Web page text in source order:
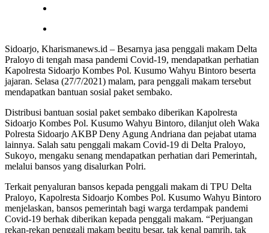
Sidoarjo, Kharismanews.id – Besarnya jasa penggali makam Delta
Praloyo di tengah masa pandemi Covid-19, mendapatkan perhatian
Kapolresta Sidoarjo Kombes Pol. Kusumo Wahyu Bintoro beserta
jajaran. Selasa (27/7/2021) malam, para penggali makam tersebut
mendapatkan bantuan sosial paket sembako.
Distribusi bantuan sosial paket sembako diberikan Kapolresta
Sidoarjo Kombes Pol. Kusumo Wahyu Bintoro, dilanjut oleh Waka
Polresta Sidoarjo AKBP Deny Agung Andriana dan pejabat utama
lainnya. Salah satu penggali makam Covid-19 di Delta Praloyo,
Sukoyo, mengaku senang mendapatkan perhatian dari Pemerintah,
melalui bansos yang disalurkan Polri.
Terkait penyaluran bansos kepada penggali makam di TPU Delta
Praloyo, Kapolresta Sidoarjo Kombes Pol. Kusumo Wahyu Bintoro
menjelaskan, bansos pemerintah bagi warga terdampak pandemi
Covid-19 berhak diberikan kepada penggali makam. “Perjuangan
rekan-rekan penggali makam begitu besar, tak kenal pamrih, tak